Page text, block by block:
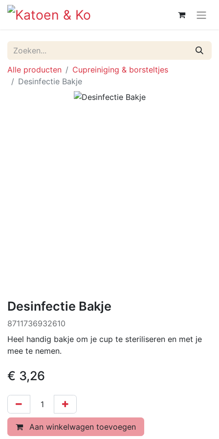
Alle producten
Cupre​iniging & borsteltjes
Desinfectie Bakje
Desinfectie Bakje
8711736932610
Heel handig bakje om je cup te steriliseren en met je
mee te nemen.
€ 3,26
Aan winkelwagen toevoegen